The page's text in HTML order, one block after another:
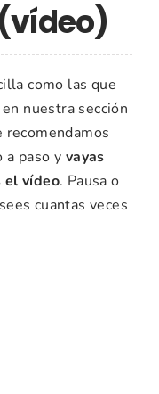
como las que
nuestra sección
a paso y vayas
el vídeo. Pausa o
cuantas veces